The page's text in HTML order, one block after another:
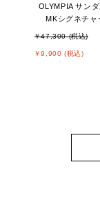
OLYMPIA サン
MKシグネチャ
￥47,300 (税込)
￥9,900 (税込)